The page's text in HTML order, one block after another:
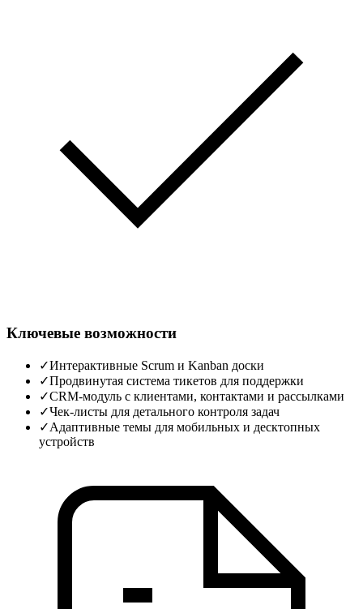
Ключевые возможности
✓Интерактивные Scrum и Kanban доски
✓Продвинутая система тикетов для поддержки
✓CRM‑модуль с клиентами, контактами и рассылками
✓Чек‑листы для детального контроля задач
✓Адаптивные темы для мобильных и десктопных
устройств